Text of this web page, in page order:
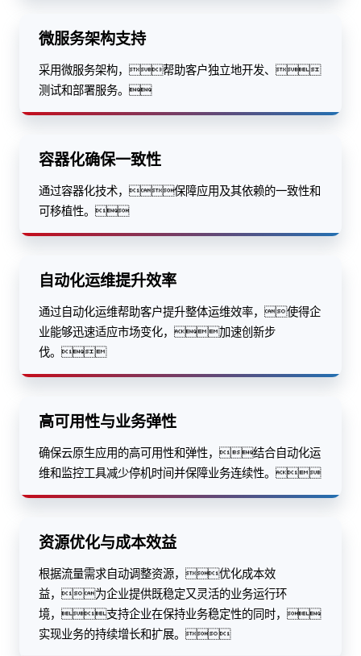
微服务架构支持
采用微服务架构，帮助客户独立地开发、
测试和部署服务。
容器化确保一致性
通过容器化技术，保障应用及其依赖的一致性和
可移植性。
自动化运维提升效率
通过自动化运维帮助客户提升整体运维效率，使得企
业能够迅速适应市场变化，加速创新步
伐。
高可用性与业务弹性
确保云原生应用的高可用性和弹性，结合自动化运
维和监控工具减少停机时间并保障业务连续性。
资源优化与成本效益
根据流量需求自动调整资源，优化成本效
益，为企业提供既稳定又灵活的业务运行环
境，支持企业在保持业务稳定性的同时，
实现业务的持续增长和扩展。